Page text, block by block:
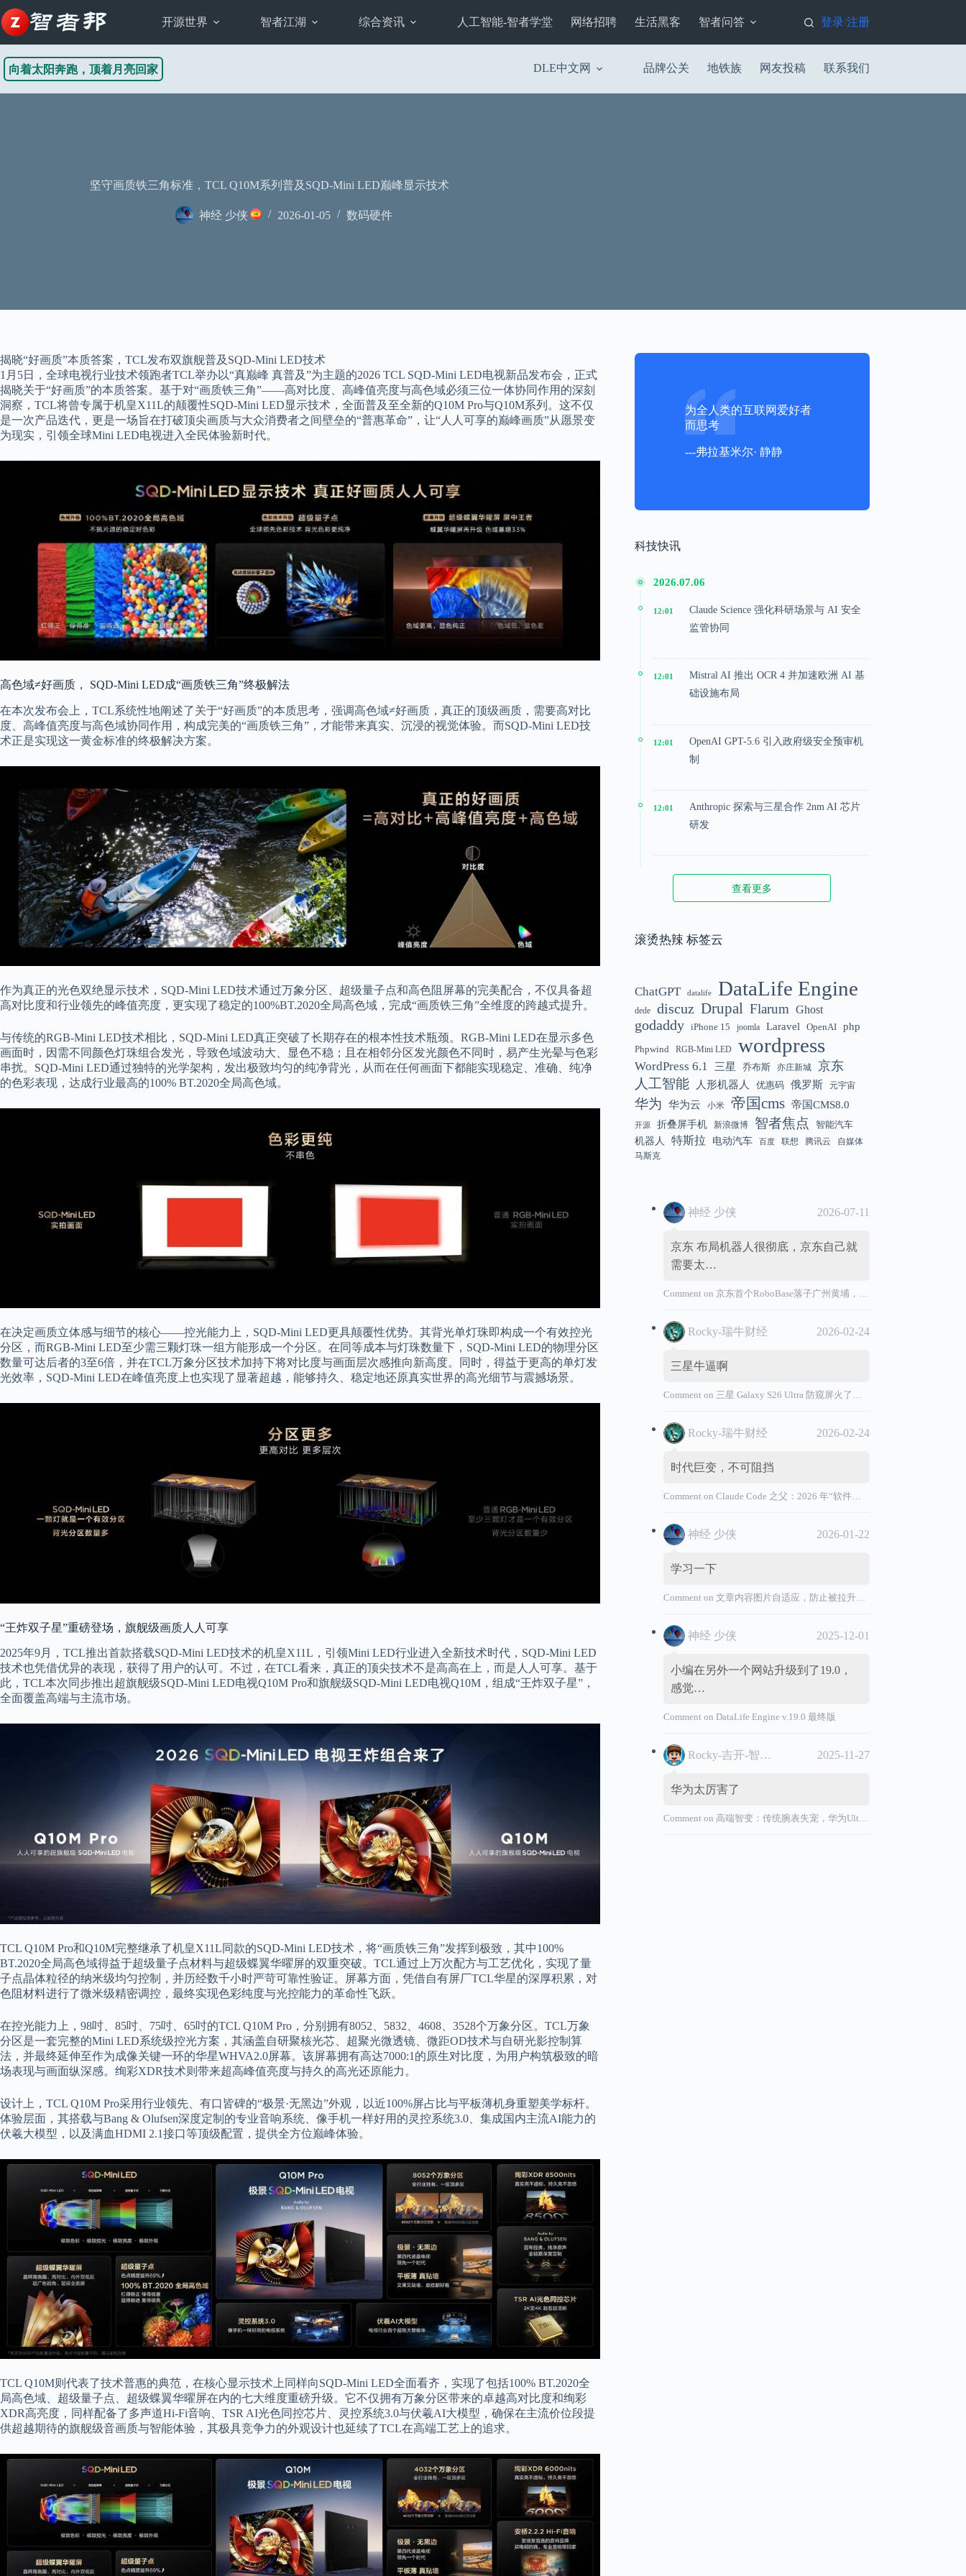
至
内
开源世界 智者江湖 综合资讯 人工智能-智者学堂 网络招聘 生活黑客 智者问答 登录/注册
向着太阳奔跑，顶着月亮回家 DLE中文网 品牌公关 地铁族 网友投稿 联系我们
坚守画质铁三角标准，TCL Q10M系列普及SQD-Mini LED巅峰显示技术
神经 少侠 2026-01-05 数码硬件
揭晓“好画质”本质答案，TCL发布双旗舰普及SQD-Mini LED技术
1月5日，全球电视行业技术领跑者TCL举办以“真巅峰 真普及”为主题的2026 TCL SQD-Mini LED电视新品发布会，正式
揭晓关于“好画质”的本质答案。基于对“画质铁三角”——高对比度、高峰值亮度与高色域必须三位一体协同作用的深刻
洞察，TCL将曾专属于机皇X11L的颠覆性SQD-Mini LED显示技术，全面普及至全新的Q10M Pro与Q10M系列。这不仅
是一次产品迭代，更是一场旨在打破顶尖画质与大众消费者之间壁垒的“普惠革命”，让“人人可享的巅峰画质”从愿景变
为现实，引领全球Mini LED电视进入全民体验新时代。
高色域≠好画质， SQD-Mini LED成“画质铁三角”终极解法
在本次发布会上，TCL系统性地阐述了关于“好画质”的本质思考，强调高色域≠好画质，真正的顶级画质，需要高对比
度、高峰值亮度与高色域协同作用，构成完美的“画质铁三角”，才能带来真实、沉浸的视觉体验。而SQD-Mini LED技
术正是实现这一黄金标准的终极解决方案。
作为真正的光色双绝显示技术，SQD-Mini LED技术通过万象分区、超级量子点和高色阻屏幕的完美配合，不仅具备超
高对比度和行业领先的峰值亮度，更实现了稳定的100%BT.2020全局高色域，完成“画质铁三角”全维度的跨越式提升。
与传统的RGB-Mini LED技术相比，SQD-Mini LED真正突破了长期存在的根本性技术瓶颈。RGB-Mini LED在显示多色
画面时，因需不同颜色灯珠组合发光，导致色域波动大、显色不稳；且在相邻分区发光颜色不同时，易产生光晕与色彩
串扰。SQD-Mini LED通过独特的光学架构，发出极致均匀的纯净背光，从而在任何画面下都能实现稳定、准确、纯净
的色彩表现，达成行业最高的100% BT.2020全局高色域。
在决定画质立体感与细节的核心——控光能力上，SQD-Mini LED更具颠覆性优势。其背光单灯珠即构成一个有效控光
分区，而RGB-Mini LED至少需三颗灯珠一组方能形成一个分区。在同等成本与灯珠数量下，SQD-Mini LED的物理分区
数量可达后者的3至6倍，并在TCL万象分区技术加持下将对比度与画面层次感推向新高度。同时，得益于更高的单灯发
光效率，SQD-Mini LED在峰值亮度上也实现了显著超越，能够持久、稳定地还原真实世界的高光细节与震撼场景。
“王炸双子星”重磅登场，旗舰级画质人人可享
2025年9月，TCL推出首款搭载SQD-Mini LED技术的机皇X11L，引领Mini LED行业进入全新技术时代，SQD-Mini LED
技术也凭借优异的表现，获得了用户的认可。不过，在TCL看来，真正的顶尖技术不是高高在上，而是人人可享。基于
此，TCL本次同步推出超旗舰级SQD-Mini LED电视Q10M Pro和旗舰级SQD-Mini LED电视Q10M，组成“王炸双子星”，
全面覆盖高端与主流市场。
TCL Q10M Pro和Q10M完整继承了机皇X11L同款的SQD-Mini LED技术，将“画质铁三角”发挥到极致，其中100%
BT.2020全局高色域得益于超级量子点材料与超级蝶翼华曜屏的双重突破。TCL通过上万次配方与工艺优化，实现了量
子点晶体粒径的纳米级均匀控制，并历经数千小时严苛可靠性验证。屏幕方面，凭借自有屏厂TCL华星的深厚积累，对
色阻材料进行了微米级精密调控，最终实现色彩纯度与光控能力的革命性飞跃。
在控光能力上，98吋、85吋、75吋、65吋的TCL Q10M Pro，分别拥有8052、5832、4608、3528个万象分区。TCL万象
分区是一套完整的Mini LED系统级控光方案，其涵盖自研聚核光芯、超聚光微透镜、微距OD技术与自研光影控制算
法，并最终延伸至作为成像关键一环的华星WHVA2.0屏幕。该屏幕拥有高达7000:1的原生对比度，为用户构筑极致的暗
场表现与画面纵深感。绚彩XDR技术则带来超高峰值亮度与持久的高光还原能力。
设计上，TCL Q10M Pro采用行业领先、有口皆碑的“极景·无黑边”外观，以近100%屏占比与平板薄机身重塑美学标杆。
体验层面，其搭载与Bang & Olufsen深度定制的专业音响系统、像手机一样好用的灵控系统3.0、集成国内主流AI能力的
伏羲大模型，以及满血HDMI 2.1接口等顶级配置，提供全方位巅峰体验。
TCL Q10M则代表了技术普惠的典范，在核心显示技术上同样向SQD-Mini LED全面看齐，实现了包括100% BT.2020全
局高色域、超级量子点、超级蝶翼华曜屏在内的七大维度重磅升级。它不仅拥有万象分区带来的卓越高对比度和绚彩
XDR高亮度，同样配备了多声道Hi-Fi音响、TSR AI光色同控芯片、灵控系统3.0与伏羲AI大模型，确保在主流价位段提
供超越期待的旗舰级音画质与智能体验，其极具竞争力的外观设计也延续了TCL在高端工艺上的追求。
为全人类的互联网爱好者
而思考
---弗拉基米尔· 静静
科技快讯
2026.07.06
12:01
Claude Science 强化科研场景与 AI 安全
监管协同
12:01
Mistral AI 推出 OCR 4 并加速欧洲 AI 基
础设施布局
12:01
OpenAI GPT-5.6 引入政府级安全预审机
制
12:01
Anthropic 探索与三星合作 2nm AI 芯片
研发
12:01
Microsoft 投入 25 亿美元成立 AI 落地实
12:01
Meta 内部模型接近 GPT-5.5 水平，基础
12:01
Gemini 3.5 Flash 强化“AI 操作系统级代
理能力”
12:01
美国解除 Anthropic Fable / Mythos 模型
出口限制
查看更多
滚烫热辣 标签云
ChatGPT datalife DataLife Engine
dede discuz Drupal Flarum Ghost
godaddy iPhone 15 joomla Laravel OpenAI php
Phpwind RGB-Mini LED wordpress
WordPress 6.1 三星 乔布斯 亦庄新城 京东
人工智能 人形机器人 优惠码 俄罗斯 元宇宙
华为 华为云 小米 帝国cms 帝国CMS8.0
开源 折叠屏手机 新浪微博 智者焦点
智能汽车
机器人
特斯拉 电动汽车 百度 联想 腾讯云
自媒体
马斯克
神经 少侠 2026-07-11
京东 布局机器人很彻底，京东自己就
需要太…
Comment on京东首个RoboBase落子广州黄埔，加码机器人产业基础设施布局
Rocky-瑞牛财经 2026-02-24
三星牛逼啊
Comment on 三星 Galaxy S26 Ultra 防窥屏火了，全球核心战略伙伴名单大曝光
Rocky-瑞牛财经 2026-02-24
时代巨变，不可阻挡
Comment onClaude Code 之父：2026 年“软件工程师”退出历史舞台
神经 少侠 2026-01-22
学习一下
Comment on文章内容图片自适应，防止被拉升变形
神经 少侠 2025-12-01
小编在另外一个网站升级到了19.0，
感觉…
Comment onDataLife Engine v.19.0 最终版
Rocky-吉开-智能汽车 2025-11-27
华为太厉害了
Comment on高端智变：传统腕表失宠，华为Ultimate系列“价值超车”